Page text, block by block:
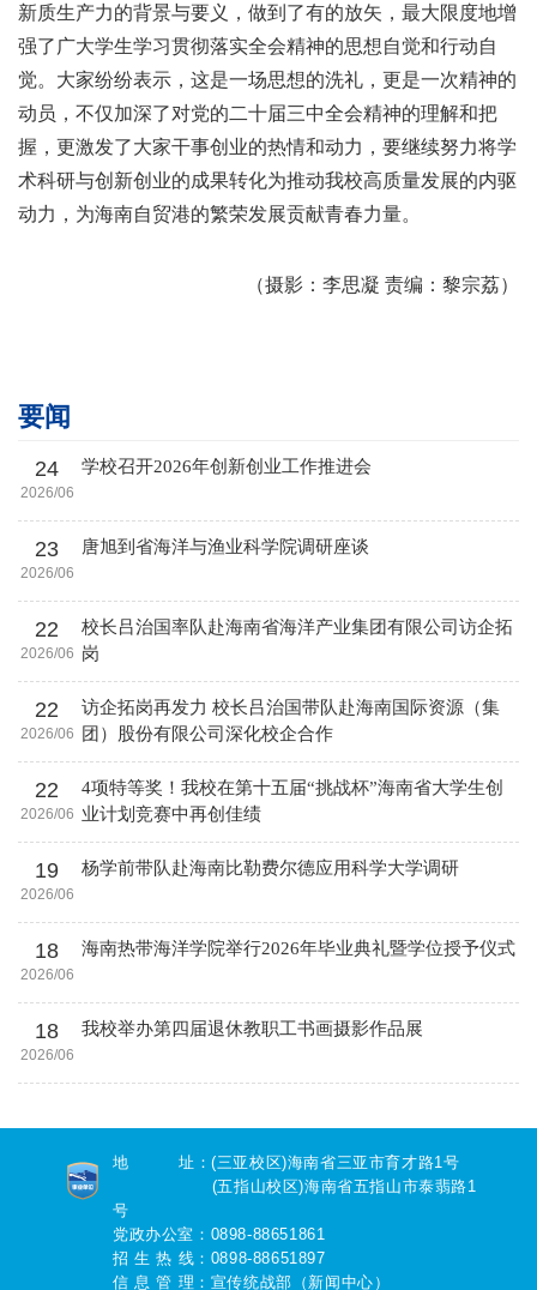
新质生产力的背景与要义， 做到了有的放矢，最大限度地增
强了广大学生学习贯彻落实全会精神的思想自觉和行动自
觉。 大家纷纷表示， 这是一场思想的洗礼，更是一次精神的
动员， 不仅加深了对党的二十届三中全会精神的理解和把
握，更激发了大家干事创业的热情和动力， 要继续努力将学
术科研与创新创业的成果转化为推动我校高质量发展的内驱
动力，为海南自贸港的繁荣发展贡献青春力量。
（摄影 ：李思凝 责编： 黎宗荔）
要闻
24
2026/06
学校召开2026年创新创业工作推进会
23
2026/06
唐旭到省海洋与渔业科学院调研座谈
22
2026/06
校长吕治国率队赴海南省海洋产业集团有限公司访企拓
岗
22
2026/06
访企拓岗再发力 校长吕治国带队赴海南国际资源（集
团）股份有限公司深化校企合作
22
2026/06
4项特等奖！我校在第十五届“挑战杯”海南省大学生创
业计划竞赛中再创佳绩
19
2026/06
杨学前带队赴海南比勒费尔德应用科学大学调研
18
2026/06
海南热带海洋学院举行2026年毕业典礼暨学位授予仪式
18
2026/06
我校举办第四届退休教职工书画摄影作品展
地 址：(三亚校区)海南省三亚市育才路1号
(五指山校区)海南省五指山市泰翡路1
号
党政办公室：0898-88651861
招 生 热 线：0898-88651897
信 息 管 理：宣传统战部（新闻中心）